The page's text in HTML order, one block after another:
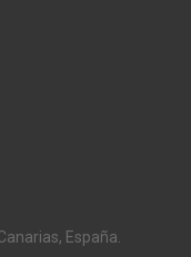
España.